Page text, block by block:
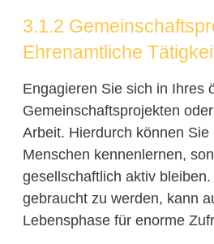
3.1.2
Ehrenamtliche
Engagieren Sie sich in Ihres
Gemeinschaftsprojekten
Arbeit. Hierdurch können Sie
Menschen kennenlernen,
gesellschaftlich aktiv
gebraucht zu werden, kann
Lebensphase für enorme